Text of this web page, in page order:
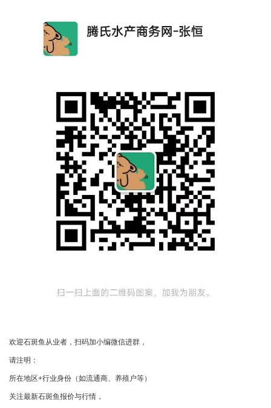
欢迎石斑鱼从业者，扫码加小编微信进群，
请注明：
所在地区+行业身份（如流通商、养殖户等）
关注最新石斑鱼报价与行情，